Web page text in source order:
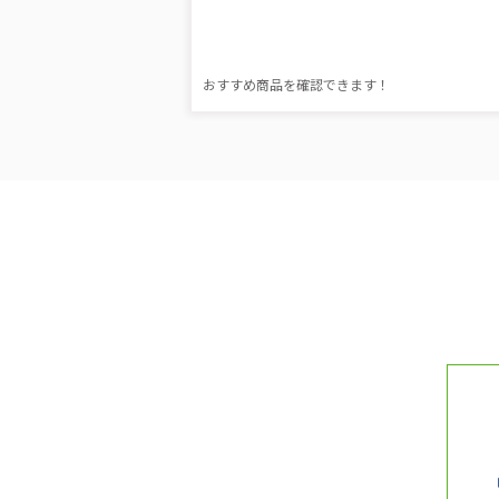
おすすめ商品を確認できます！